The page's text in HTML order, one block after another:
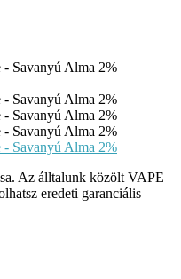
Az álltalunk közölt VAPE
eredeti garanciális